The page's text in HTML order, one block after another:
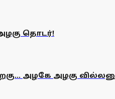
தொடர்!
அழகே அழகு